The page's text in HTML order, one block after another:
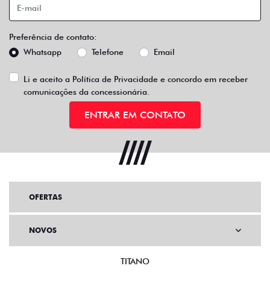
Preferência de contato:
Whatsapp
Telefone Email
Li e aceito a Política de Privacidade e concordo em receber
comunicações da concessionária.
ENTRAR EM CONTATO
OFERTAS
NOVOS
TITANO